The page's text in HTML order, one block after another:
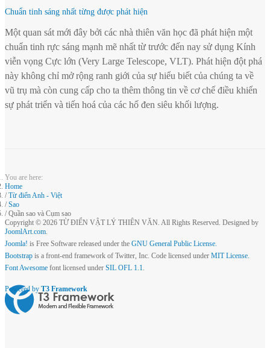
Chuẩn tinh sáng nhất từng được phát hiện
Một quan sát mới đây bởi các nhà thiên văn học đã phát hiện một
chuẩn tinh rực sáng mạnh mẽ nhất từ trước đến nay sử dụng Kính
viễn vọng Cực lớn (Very Large Telescope, VLT). Phát hiện đột phá
này không chỉ mở rộng ranh giới của sự hiểu biết của chúng ta về
vũ trụ mà còn cung cấp cho ta thêm thông tin về cơ chế điều khiển
sự phát triển và tiến hoá của các hố đen siêu khối lượng.
You are here:
Home
Từ điển Anh - Việt
Sao
Quần sao và Cụm sao
Copyright © 2026 TỪ ĐIỂN VẬT LÝ THIÊN VĂN. All Rights Reserved. Designed by
JoomlArt.com
Joomla! is Free Software released under the GNU General Public License.
Bootstrap is a front-end framework of Twitter, Inc. Code licensed under MIT License.
Font Awesome font licensed under SIL OFL 1.1
Powered by T3 Framework